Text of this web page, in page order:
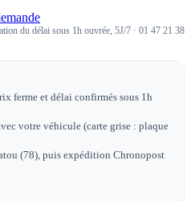
du délai sous 1h ouvrée, 5J/7 · 01 47 21 38
ferme et délai confirmés sous 1h
votre véhicule (carte grise : plaque
(78), puis expédition Chronopost